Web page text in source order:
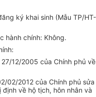
ký khai sinh (Mẫu TP/HT-
hành chính: Không.
12/2005 của Chính phủ về
02/2012 của Chính phủ sửa
về hộ tịch, hôn nhân và